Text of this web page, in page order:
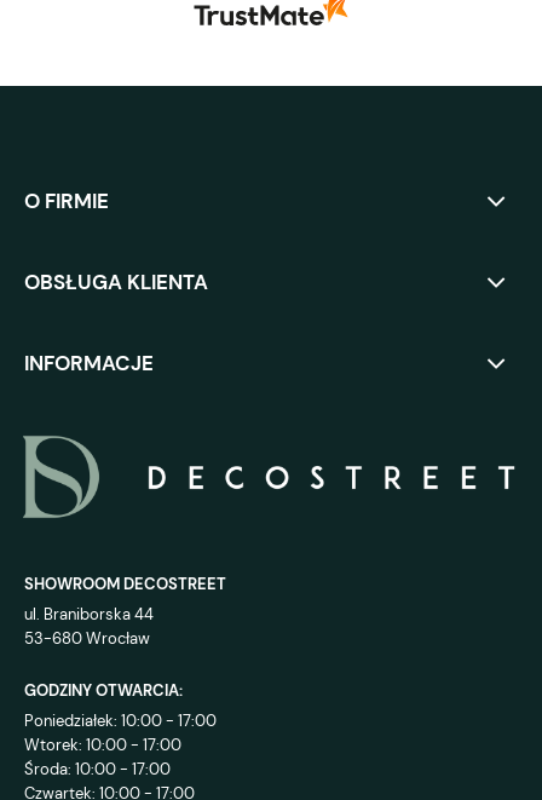
O FIRMIE
OBSŁUGA KLIENTA
INFORMACJE
SHOWROOM DECOSTREET
ul. Braniborska 44
53-680 Wrocław
GODZINY OTWARCIA:
Poniedziałek: 10:00 - 17:00
Wtorek: 10:00 - 17:00
Środa: 10:00 - 17:00
Czwartek: 10:00 - 17:00